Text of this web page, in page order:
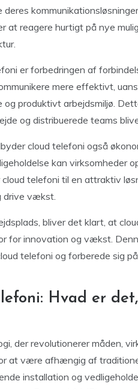
deres
at reagere hurtigt på nye
er forbedringen af
mere effektivt,
produktivt arbejdsmiljø.
og distribuerede teams
cloud telefoni også
kan virksomheder
telefoni til en attraktiv
drive vækst.
bliver det klart, at
for innovation og vækst.
telefoni og forberede sig
Hvad er
der revolutionerer måden,
at være afhængig af
installation og